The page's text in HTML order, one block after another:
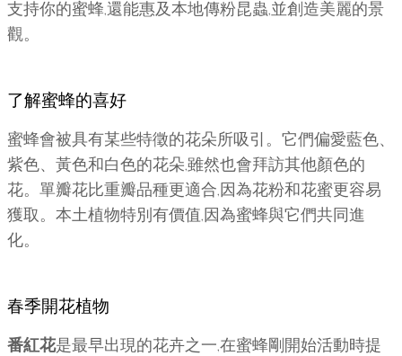
支持你的蜜蜂,還能惠及本地傳粉昆蟲,並創造美麗的景
觀。
了解蜜蜂的喜好
蜜蜂會被具有某些特徵的花朵所吸引。它們偏愛藍色、
紫色、黃色和白色的花朵,雖然也會拜訪其他顏色的
花。單瓣花比重瓣品種更適合,因為花粉和花蜜更容易
獲取。本土植物特別有價值,因為蜜蜂與它們共同進
化。
春季開花植物
番紅花是最早出現的花卉之一,在蜜蜂剛開始活動時提